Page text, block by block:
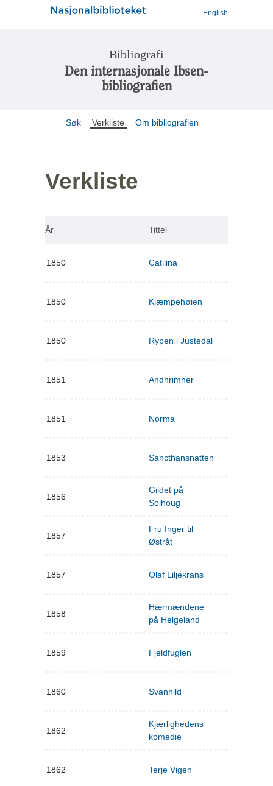
English
Bibliografi
Den internasjonale Ibsen-
bibliografien
Søk Verkliste Om bibliografien
Verkliste
År Tittel
1850 Catilina
1850 Kjæmpehøien
1850 Rypen i Justedal
1851 Andhrimner
1851 Norma
1853 Sancthansnatten
1856
Gildet på
Solhoug
1857
Fru Inger til
Østråt
1857 Olaf Liljekrans
1858
Hærmændene
på Helgeland
1859 Fjeldfuglen
1860 Svanhild
1862
Kjærlighedens
komedie
1862 Terje Vigen